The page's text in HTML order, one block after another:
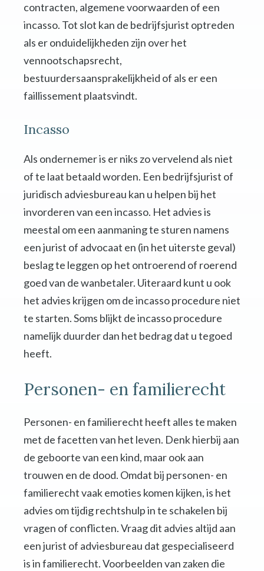
contracten, algemene voorwaarden of een
incasso. Tot slot kan de bedrijfsjurist optreden
als er onduidelijkheden zijn over het
vennootschapsrecht,
bestuurdersaansprakelijkheid of als er een
faillissement plaatsvindt.
Incasso
Als ondernemer is er niks zo vervelend als niet
of te laat betaald worden. Een bedrijfsjurist of
juridisch adviesbureau kan u helpen bij het
invorderen van een incasso. Het advies is
meestal om een aanmaning te sturen namens
een jurist of advocaat en (in het uiterste geval)
beslag te leggen op het ontroerend of roerend
goed van de wanbetaler. Uiteraard kunt u ook
het advies krijgen om de incasso procedure niet
te starten. Soms blijkt de incasso procedure
namelijk duurder dan het bedrag dat u tegoed
heeft.
Personen- en familierecht
Personen- en familierecht heeft alles te maken
met de facetten van het leven. Denk hierbij aan
de geboorte van een kind, maar ook aan
trouwen en de dood. Omdat bij personen- en
familierecht vaak emoties komen kijken, is het
advies om tijdig rechtshulp in te schakelen bij
vragen of conflicten. Vraag dit advies altijd aan
een jurist of adviesbureau dat gespecialiseerd
is in familierecht. Voorbeelden van zaken die